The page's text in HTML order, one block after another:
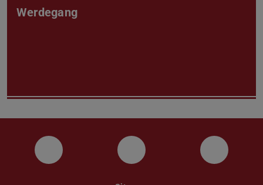
Werdegang
Facebook Instagram Twitter